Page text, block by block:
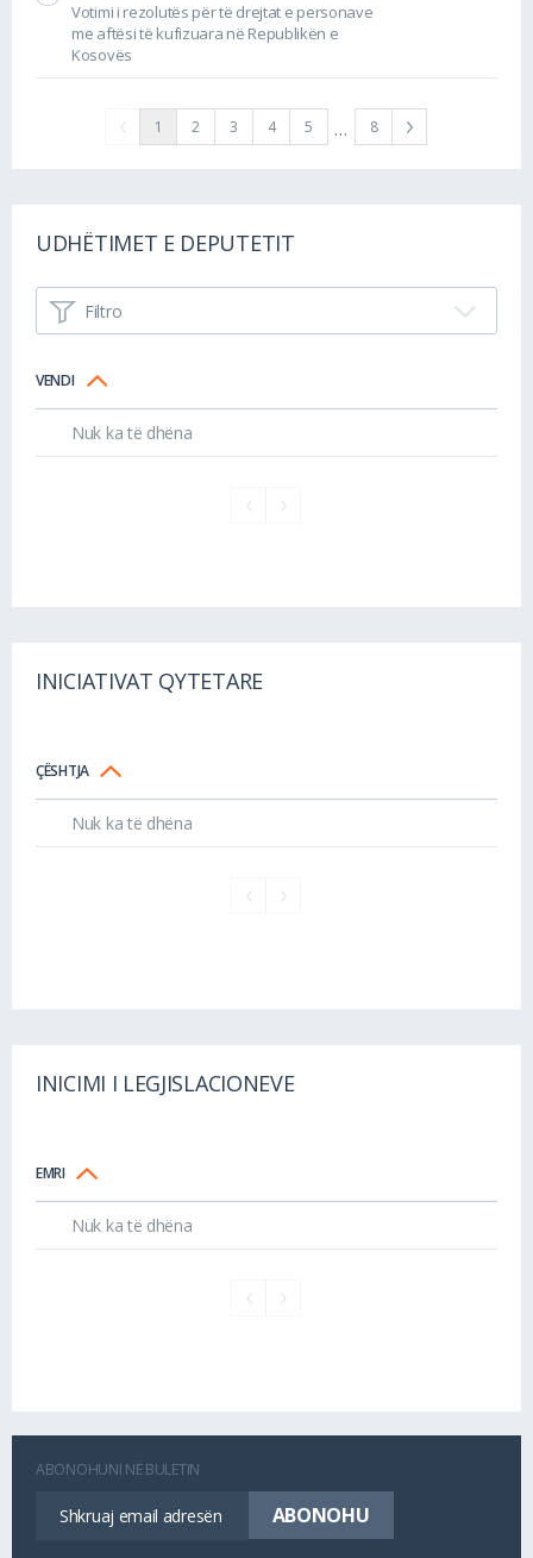
Votimi i rezolutës për të drejtat e personave
me aftësi të kufizuara në Republikën e
Kosovës
1 2 3 4 5 … 8
UDHËTIMET E DEPUTETIT
Filtro
VENDI
Nuk ka të dhëna
INICIATIVAT QYTETARE
ÇËSHTJA
Nuk ka të dhëna
INICIMI I LEGJISLACIONEVE
EMRI
Nuk ka të dhëna
ABONOHUNI NË BULETIN